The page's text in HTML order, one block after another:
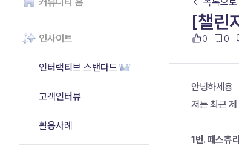
인사이트
인터랙티브 스탠다드
고객인터뷰
활용사례
[챌린
0 0
안녕하세용
저는 최근
1번. 페스츄리